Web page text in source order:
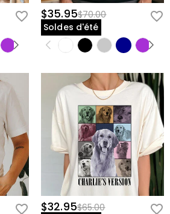
$35.95$70.00
Soldes d'été
$32.95$65.00